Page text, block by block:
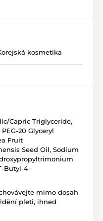
kosmetika
Capric Triglyceride,
20 Glyceryl
Fruit
Seed Oil, Sodium
Butyl-4-
mimo dosah
pleti, ihned